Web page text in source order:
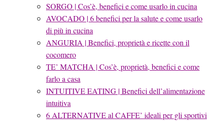
SORGO | Cos’è, benefici e come usarlo in cucina
AVOCADO | 6 benefici per la salute e come usarlo
di più in cucina
ANGURIA | Benefici, proprietà e ricette con il
cocomero
TE’ MATCHA | Cos’è, proprietà, benefici e come
farlo a casa
INTUITIVE EATING | Benefici dell’alimentazione
intuitiva
6 ALTERNATIVE al CAFFE’ ideali per gli sportivi